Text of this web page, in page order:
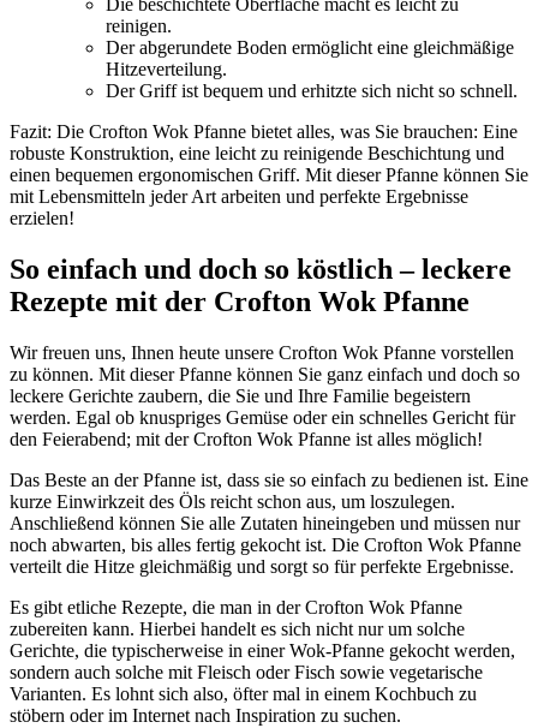
Die beschichtete Oberfläche macht es leicht zu
reinigen.
Der abgerundete Boden ermöglicht eine gleichmäßige
Hitzeverteilung.
Der Griff ist bequem und erhitzte sich nicht so schnell.
Fazit: Die Crofton Wok Pfanne bietet alles, was Sie brauchen: Eine
robuste Konstruktion, eine leicht zu reinigende Beschichtung und
einen bequemen ergonomischen Griff. Mit dieser Pfanne können Sie
mit Lebensmitteln jeder Art arbeiten und perfekte Ergebnisse
erzielen!
So einfach und doch so köstlich – leckere
Rezepte mit der Crofton Wok Pfanne
Wir freuen uns, Ihnen heute unsere Crofton Wok Pfanne vorstellen
zu können. Mit dieser Pfanne können Sie ganz einfach und doch so
leckere Gerichte zaubern, die Sie und Ihre Familie begeistern
werden. Egal ob knuspriges Gemüse oder ein schnelles Gericht für
den Feierabend; mit der Crofton Wok Pfanne ist alles möglich!
Das Beste an der Pfanne ist, dass sie so einfach zu bedienen ist. Eine
kurze Einwirkzeit des Öls reicht schon aus, um loszulegen.
Anschließend können Sie alle Zutaten hineingeben und müssen nur
noch abwarten, bis alles fertig gekocht ist. Die Crofton Wok Pfanne
verteilt die Hitze gleichmäßig und sorgt so für perfekte Ergebnisse.
Es gibt etliche Rezepte, die man in der Crofton Wok Pfanne
zubereiten kann. Hierbei handelt es sich nicht nur um solche
Gerichte, die typischerweise in einer Wok-Pfanne gekocht werden,
sondern auch solche mit Fleisch oder Fisch sowie vegetarische
Varianten. Es lohnt sich also, öfter mal in einem Kochbuch zu
stöbern oder im Internet nach Inspiration zu suchen.